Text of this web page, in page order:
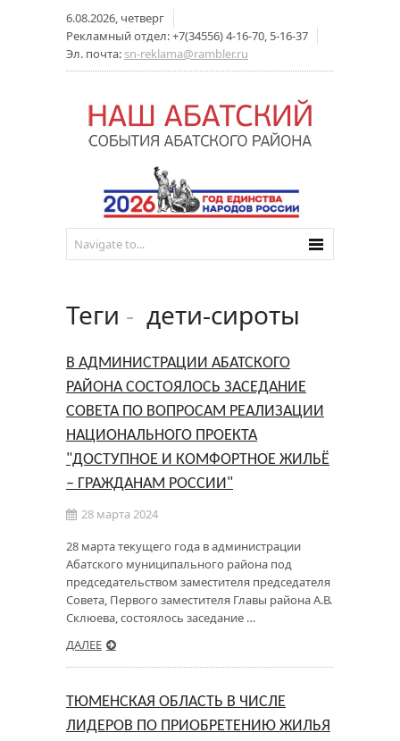
6.08.2026, четверг
Рекламный отдел: +7(34556) 4-16-70, 5-16-37
Эл. почта: sn-reklama@rambler.ru
Теги - дети-сироты
В АДМИНИСТРАЦИИ АБАТСКОГО
РАЙОНА СОСТОЯЛОСЬ ЗАСЕДАНИЕ
СОВЕТА ПО ВОПРОСАМ РЕАЛИЗАЦИИ
НАЦИОНАЛЬНОГО ПРОЕКТА
"ДОСТУПНОЕ И КОМФОРТНОЕ ЖИЛЬЁ
– ГРАЖДАНАМ РОССИИ"
28 марта 2024
28 марта текущего года в администрации
Абатского муниципального района под
председательством заместителя председателя
Совета, Первого заместителя Главы района А.В.
Склюева, состоялось заседание …
ДАЛЕЕ
ТЮМЕНСКАЯ ОБЛАСТЬ В ЧИСЛЕ
ЛИДЕРОВ ПО ПРИОБРЕТЕНИЮ ЖИЛЬЯ